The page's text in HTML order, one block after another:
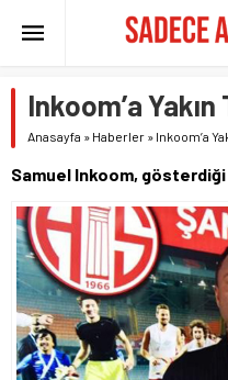
Inkoom’a Yakın
Anasayfa » Haberler » Inkoom’a
Samuel Inkoom,